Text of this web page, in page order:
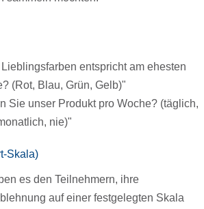
entspricht am ehesten
(Rot, Blau, Grün, Gelb)"
Sie unser Produkt pro Woche? (täglich,
nie)"
Skala)
es den Teilnehmern, ihre
auf einer festgelegten Skala